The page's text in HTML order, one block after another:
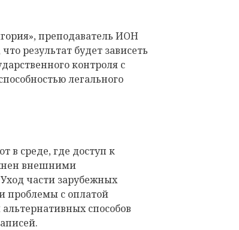
преподаватель ИОН
результат будет зависеть
контроля с
легального
в среде, где доступ к
внешними
части зарубежных
проблемы с оплатой
способов